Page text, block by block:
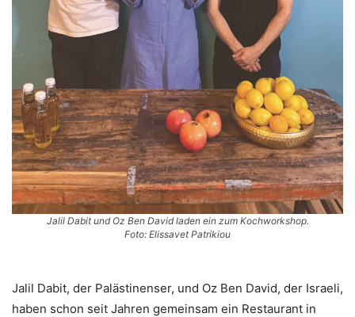
Jalil Dabit und Oz Ben David laden ein zum Kochworkshop.
Foto: Elissavet Patrikiou
Jalil Dabit, der Palästinenser, und Oz Ben David, der Israeli,
haben schon seit Jahren gemeinsam ein Restaurant in